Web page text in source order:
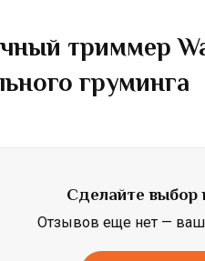
Artero
Dimi
триммер
груминга
Сделайте выбор
Отзывов еще нет —